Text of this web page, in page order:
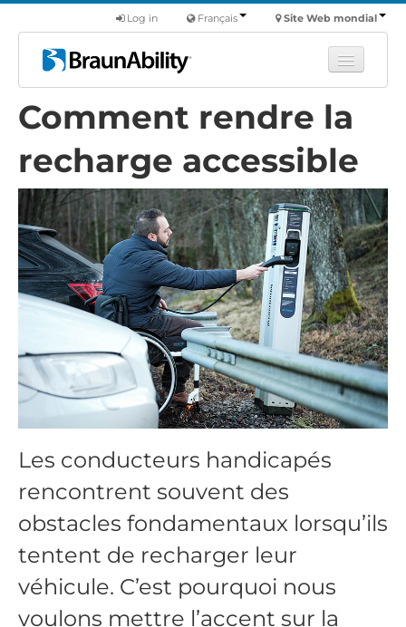
Site Web mondial
Français
Log in
Apprendre
Produits
Véhicules utilitaires
Nous
Trouver un revendeur
Comment rendre la
recharge accessible
Les conducteurs handicapés
rencontrent souvent des
obstacles fondamentaux lorsqu’ils
tentent de recharger leur
véhicule. C’est pourquoi nous
voulons mettre l’accent sur la